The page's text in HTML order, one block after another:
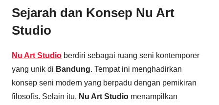
Sejarah dan Konsep Nu Art
Studio
Nu Art Studio berdiri sebagai ruang seni kontemporer
yang unik di Bandung. Tempat ini menghadirkan
konsep seni modern yang berpadu dengan pemikiran
filosofis. Selain itu, Nu Art Studio menampilkan